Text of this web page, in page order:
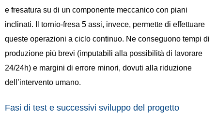
e fresatura su di un componente meccanico con piani
inclinati. Il tornio-fresa 5 assi, invece, permette di effettuare
queste operazioni a ciclo continuo. Ne conseguono tempi di
produzione più brevi (imputabili alla possibilità di lavorare
24/24h) e margini di errore minori, dovuti alla riduzione
dell’intervento umano.
Fasi di test e successivi sviluppo del progetto